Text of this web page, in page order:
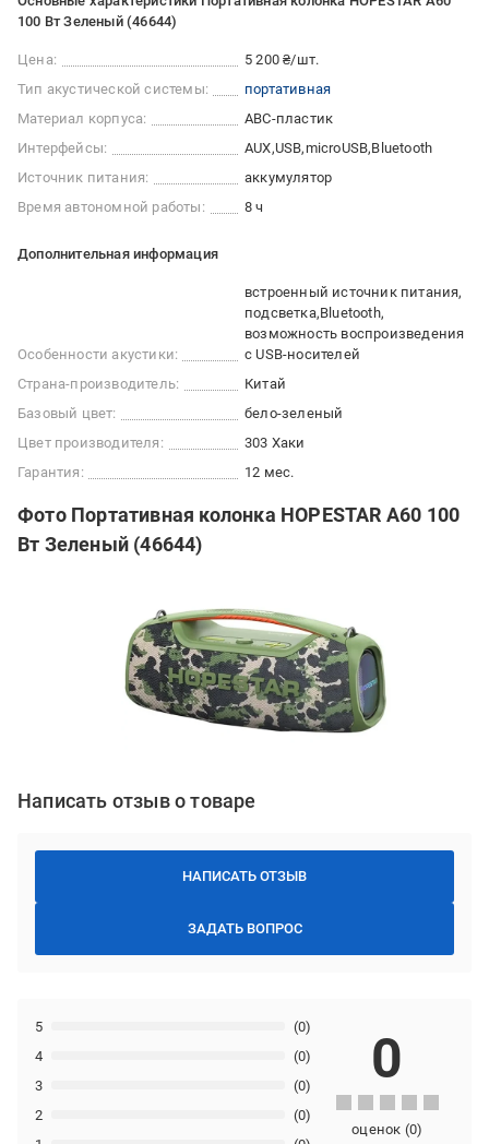
100 Вт Зеленый (46644)
Цена:
5 200 ₴/шт.
Тип акустической системы:
портативная
Материал корпуса:
ABC-пластик
Интерфейсы:
AUX USB microUSB Bluetooth
Источник питания:
аккумулятор
Время автономной работы:
8 ч
Дополнительная информация
Особенности акустики:
встроенный источник питания
подсветка Bluetooth
возможность воспроизведения
с USB-носителей
Страна-производитель:
Китай
Базовый цвет:
бело-зеленый
Цвет производителя:
303 Хаки
Гарантия:
12 мес.
Фото Портативная колонка HOPESTAR A60 100
Вт Зеленый (46644)
Написать отзыв о товаре
НАПИСАТЬ ОТЗЫВ
ЗАДАТЬ ВОПРОС
2 (0)
3 (0)
4 (0)
5 (0)
0
оценок (0)